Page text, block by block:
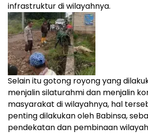
infrastruktur di wilayahnya.
Selain itu gotong royong yang
menjalin silaturahmi dan menjalin
masyarakat di wilayahnya, hal
penting dilakukan oleh Babinsa,
pendekatan dan pembinaan